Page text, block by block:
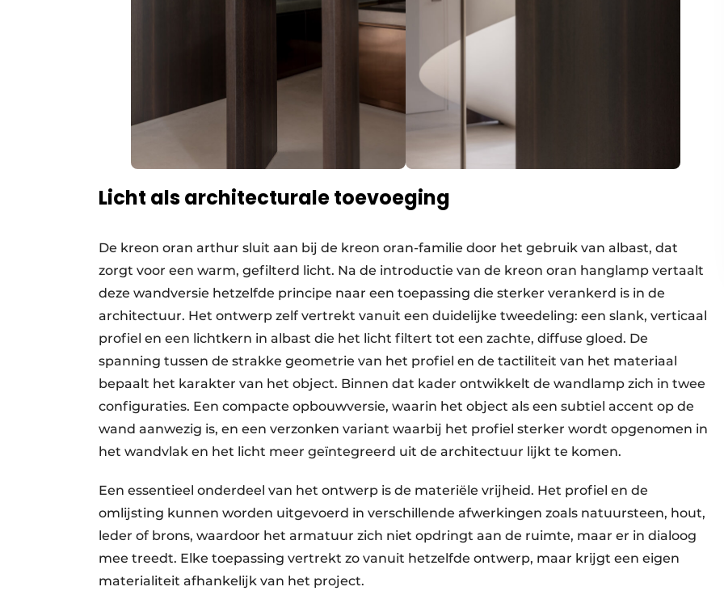
Licht als architecturale toevoeging
De kreon oran arthur sluit aan bij de kreon oran-familie door het gebruik van albast, dat
zorgt voor een warm, gefilterd licht. Na de introductie van de kreon oran hanglamp vertaalt
deze wandversie hetzelfde principe naar een toepassing die sterker verankerd is in de
architectuur. Het ontwerp zelf vertrekt vanuit een duidelijke tweedeling: een slank, verticaal
profiel en een lichtkern in albast die het licht filtert tot een zachte, diffuse gloed. De
spanning tussen de strakke geometrie van het profiel en de tactiliteit van het materiaal
bepaalt het karakter van het object. Binnen dat kader ontwikkelt de wandlamp zich in twee
configuraties. Een compacte opbouwversie, waarin het object als een subtiel accent op de
wand aanwezig is, en een verzonken variant waarbij het profiel sterker wordt opgenomen in
het wandvlak en het licht meer geïntegreerd uit de architectuur lijkt te komen.
Een essentieel onderdeel van het ontwerp is de materiële vrijheid. Het profiel en de
omlijsting kunnen worden uitgevoerd in verschillende afwerkingen zoals natuursteen, hout,
leder of brons, waardoor het armatuur zich niet opdringt aan de ruimte, maar er in dialoog
mee treedt. Elke toepassing vertrekt zo vanuit hetzelfde ontwerp, maar krijgt een eigen
materialiteit afhankelijk van het project.